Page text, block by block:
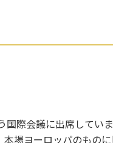
際会議に出席してい
場ヨーロッパのもの